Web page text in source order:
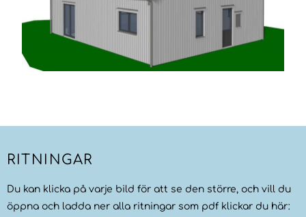
RITNINGAR
Du kan klicka på varje bild för att se den större, och vill du
öppna och ladda ner alla ritningar som pdf klickar du här: